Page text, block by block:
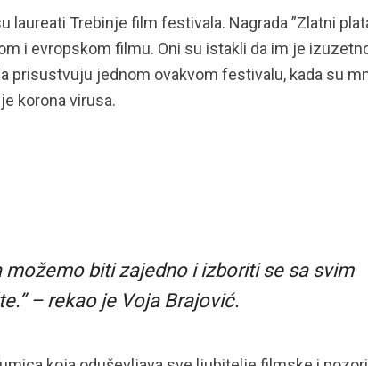
Trebinje film festivala. Nagrada ”Zlatni
i evropskom filmu. Oni su istakli da im je
prisustvuju jednom ovakvom festivalu, kada su
korona virusa.
možemo biti zajedno i izboriti se sa svim
– rekao je Voja Brajović.